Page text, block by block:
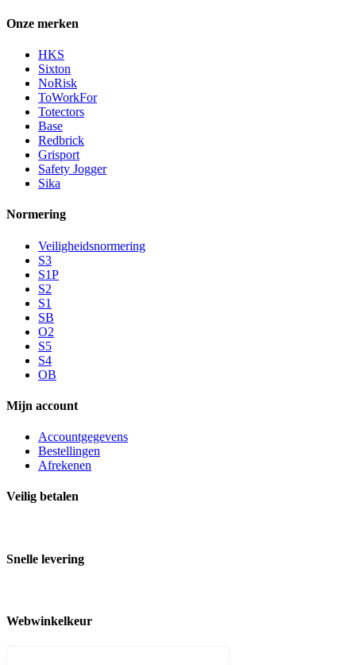
Onze merken
HKS
Sixton
NoRisk
ToWorkFor
Totectors
Base
Redbrick
Grisport
Safety Jogger
Sika
Normering
Veiligheidsnormering
S3
S1P
S2
S1
SB
O2
S5
S4
OB
Mijn account
Accountgegevens
Bestellingen
Afrekenen
Veilig betalen
Snelle levering
Webwinkelkeur